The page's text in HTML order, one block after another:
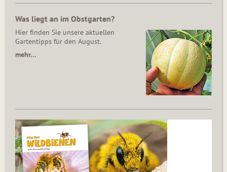
Was liegt an im Obstgarten?
Hier finden Sie unsere aktuellen
Gartentipps für den August.
mehr…